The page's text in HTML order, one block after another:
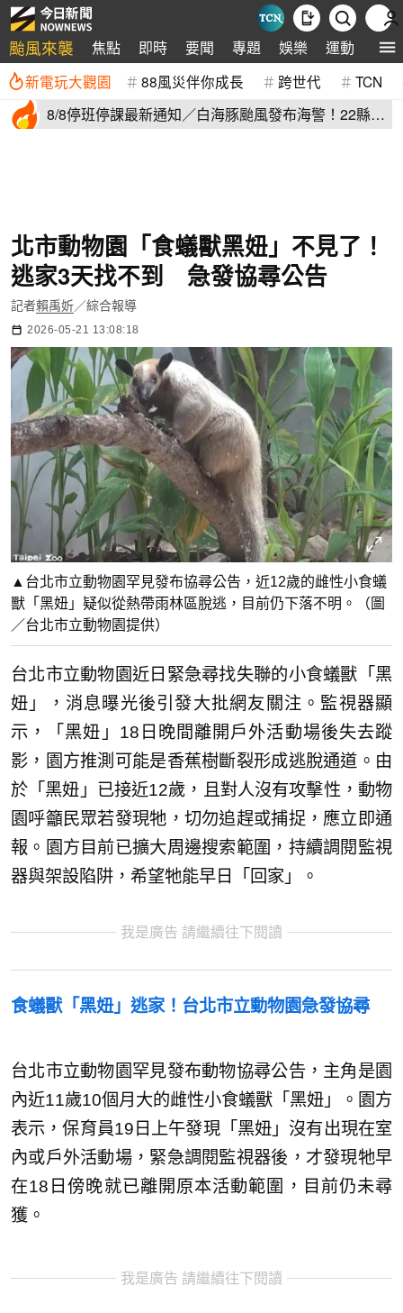
颱風來襲 焦點 即時 要聞 專題 娛樂 運動 全球
新電玩大觀園 88風災伴你成長 跨世代 TCN
8/8停班停課最新通知／白海豚颱風發布海警！22縣市
北市動物園「食蟻獸黑妞」不見了！
逃家3天找不到 急發協尋公告
記者賴禹妡／綜合報導
2026-05-21 13:08:18
▲台北市立動物園罕見發布協尋公告，近12歲的雌性小食蟻
獸「黑妞」疑似從熱帶雨林區脫逃，目前仍下落不明。（圖
／台北市立動物園提供）
台北市立動物園近日緊急尋找失聯的小食蟻獸「黑
妞」，消息曝光後引發大批網友關注。監視器顯
示，「黑妞」18日晚間離開戶外活動場後失去蹤
影，園方推測可能是香蕉樹斷裂形成逃脫通道。由
於「黑妞」已接近12歲，且對人沒有攻擊性，動物
園呼籲民眾若發現牠，切勿追趕或捕捉，應立即通
報。園方目前已擴大周邊搜索範圍，持續調閱監視
器與架設陷阱，希望牠能早日「回家」。
我是廣告 請繼續往下閱讀
食蟻獸「黑妞」逃家！台北市立動物園急發協尋
台北市立動物園罕見發布動物協尋公告，主角是園
內近11歲10個月大的雌性小食蟻獸「黑妞」。園方
表示，保育員19日上午發現「黑妞」沒有出現在室
內或戶外活動場，緊急調閱監視器後，才發現牠早
在18日傍晚就已離開原本活動範圍，目前仍未尋
獲。
我是廣告 請繼續往下閱讀